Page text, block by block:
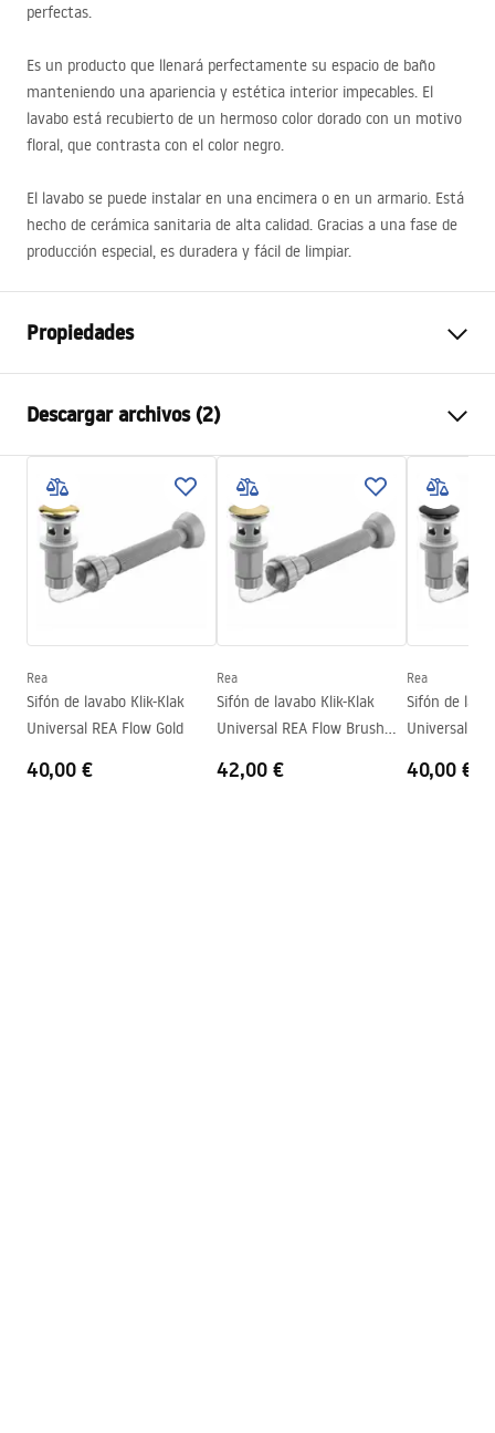
perfectas.
Es un producto que llenará perfectamente su espacio de baño
manteniendo una apariencia y estética interior impecables. El
lavabo está recubierto de un hermoso color dorado con un motivo
floral, que contrasta con el color negro.
El lavabo se puede instalar en una encimera o en un armario. Está
hecho de cerámica sanitaria de alta calidad. Gracias a una fase de
producción especial, es duradera y fácil de limpiar.
Propiedades
Material
Color
Negro/Dorado, Patrón
Acabado
Brillo
Longitud
600
Anchura
405mm
Altura
145
Forma
Agujero del grifo
No
Descargar archivos (2)
Instrucciones de montaje
Condiciones de garantía
Rea
Sifón de lavabo Klik-Klak
Universal REA Flow Gold
40,00 €
Rea
Sifón de lavabo Klik-Klak
Universal REA Flow Brush
42,00 €
Rea
Sifón de
Universal
40,00 €